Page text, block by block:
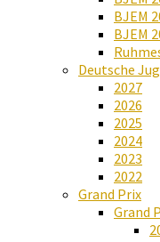
BJEM
BJEM
Deutsche
2027
2026
2025
2024
2023
2022
Grand Prix
Grand